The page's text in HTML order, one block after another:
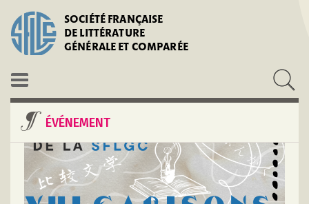
SOCIÉTÉ FRANÇAISE
DE LITTÉRATURE
GÉNÉRALE ET COMPARÉE
ÉVÉNEMENT